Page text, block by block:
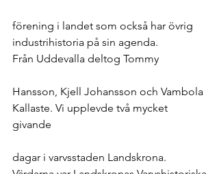
förening i landet som också har övrig
industrihistoria på sin agenda.
Från Uddevalla deltog Tommy
Hansson, Kjell Johansson och Vambola
Kallaste. Vi upplevde två mycket
givande
dagar i varvsstaden Landskrona.